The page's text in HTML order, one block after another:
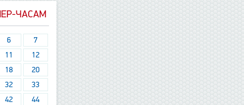
ЧАСАМ
6
7
11
12
18
20
32
33
42
44